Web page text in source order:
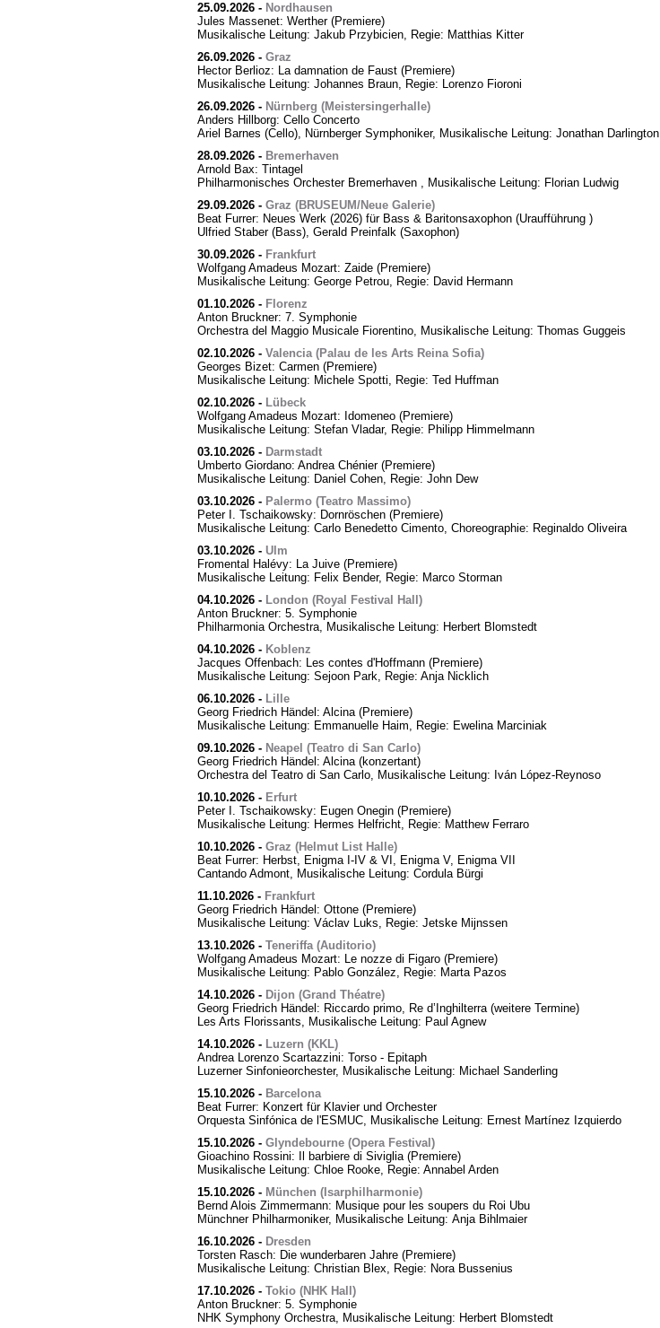
25.09.2026- Nordhausen
Jules Massenet: Werther (Premiere)
Musikalische Leitung: Jakub Przybicien, Regie: Matthias Kitter
26.09.2026- Graz
Hector Berlioz: La damnation de Faust (Premiere)
Musikalische Leitung: Johannes Braun, Regie: Lorenzo Fioroni
26.09.2026- Nürnberg (Meistersingerhalle)
Anders Hillborg: Cello Concerto
Ariel Barnes (Cello), Nürnberger Symphoniker, Musikalische Leitung: Jonathan Darlington
28.09.2026- Bremerhaven
Arnold Bax: Tintagel
Philharmonisches Orchester Bremerhaven , Musikalische Leitung: Florian Ludwig
29.09.2026- Graz (BRUSEUM/Neue Galerie)
Beat Furrer: Neues Werk (2026) für Bass & Baritonsaxophon (Uraufführung )
Ulfried Staber (Bass), Gerald Preinfalk (Saxophon)
30.09.2026- Frankfurt
Wolfgang Amadeus Mozart: Zaide (Premiere)
Musikalische Leitung: George Petrou, Regie: David Hermann
01.10.2026- Florenz
Anton Bruckner: 7. Symphonie
Orchestra del Maggio Musicale Fiorentino, Musikalische Leitung: Thomas Guggeis
02.10.2026- Valencia (Palau de les Arts Reina Sofia)
Georges Bizet: Carmen (Premiere)
Musikalische Leitung: Michele Spotti, Regie: Ted Huffman
02.10.2026- Lübeck
Wolfgang Amadeus Mozart: Idomeneo (Premiere)
Musikalische Leitung: Stefan Vladar, Regie: Philipp Himmelmann
03.10.2026- Darmstadt
Umberto Giordano: Andrea Chénier (Premiere)
Musikalische Leitung: Daniel Cohen, Regie: John Dew
03.10.2026- Palermo (Teatro Massimo)
Peter I. Tschaikowsky: Dornröschen (Premiere)
Musikalische Leitung: Carlo Benedetto Cimento, Choreographie: Reginaldo Oliveira
03.10.2026- Ulm
Fromental Halévy: La Juive (Premiere)
Musikalische Leitung: Felix Bender, Regie: Marco Storman
04.10.2026- London (Royal Festival Hall)
Anton Bruckner: 5. Symphonie
Philharmonia Orchestra, Musikalische Leitung: Herbert Blomstedt
04.10.2026- Koblenz
Jacques Offenbach: Les contes d'Hoffmann (Premiere)
Musikalische Leitung: Sejoon Park, Regie: Anja Nicklich
06.10.2026- Lille
Georg Friedrich Händel: Alcina (Premiere)
Musikalische Leitung: Emmanuelle Haim, Regie: Ewelina Marciniak
09.10.2026- Neapel (Teatro di San Carlo)
Georg Friedrich Händel: Alcina (konzertant)
Orchestra del Teatro di San Carlo, Musikalische Leitung: Iván López-Reynoso
10.10.2026- Erfurt
Peter I. Tschaikowsky: Eugen Onegin (Premiere)
Musikalische Leitung: Hermes Helfricht, Regie: Matthew Ferraro
10.10.2026- Graz (Helmut List Halle)
Beat Furrer: Herbst, Enigma I-IV & VI, Enigma V, Enigma VII
Cantando Admont, Musikalische Leitung: Cordula Bürgi
11.10.2026- Frankfurt
Georg Friedrich Händel: Ottone (Premiere)
Musikalische Leitung: Václav Luks, Regie: Jetske Mijnssen
13.10.2026- Teneriffa (Auditorio)
Wolfgang Amadeus Mozart: Le nozze di Figaro (Premiere)
Musikalische Leitung: Pablo González, Regie: Marta Pazos
14.10.2026- Dijon (Grand Théatre)
Georg Friedrich Händel: Riccardo primo, Re d’Inghilterra (weitere Termine)
Les Arts Florissants, Musikalische Leitung: Paul Agnew
14.10.2026- Luzern (KKL)
Andrea Lorenzo Scartazzini: Torso - Epitaph
Luzerner Sinfonieorchester, Musikalische Leitung: Michael Sanderling
15.10.2026- Barcelona
Beat Furrer: Konzert für Klavier und Orchester
Orquesta Sinfónica de l'ESMUC, Musikalische Leitung: Ernest Martínez Izquierdo
15.10.2026- Glyndebourne (Opera Festival)
Gioachino Rossini: Il barbiere di Siviglia (Premiere)
Musikalische Leitung: Chloe Rooke, Regie: Annabel Arden
15.10.2026- München (Isarphilharmonie)
Bernd Alois Zimmermann: Musique pour les soupers du Roi Ubu
Münchner Philharmoniker, Musikalische Leitung: Anja Bihlmaier
16.10.2026- Dresden
Torsten Rasch: Die wunderbaren Jahre (Premiere)
Musikalische Leitung: Christian Blex, Regie: Nora Bussenius
17.10.2026- Tokio (NHK Hall)
Anton Bruckner: 5. Symphonie
NHK Symphony Orchestra, Musikalische Leitung: Herbert Blomstedt